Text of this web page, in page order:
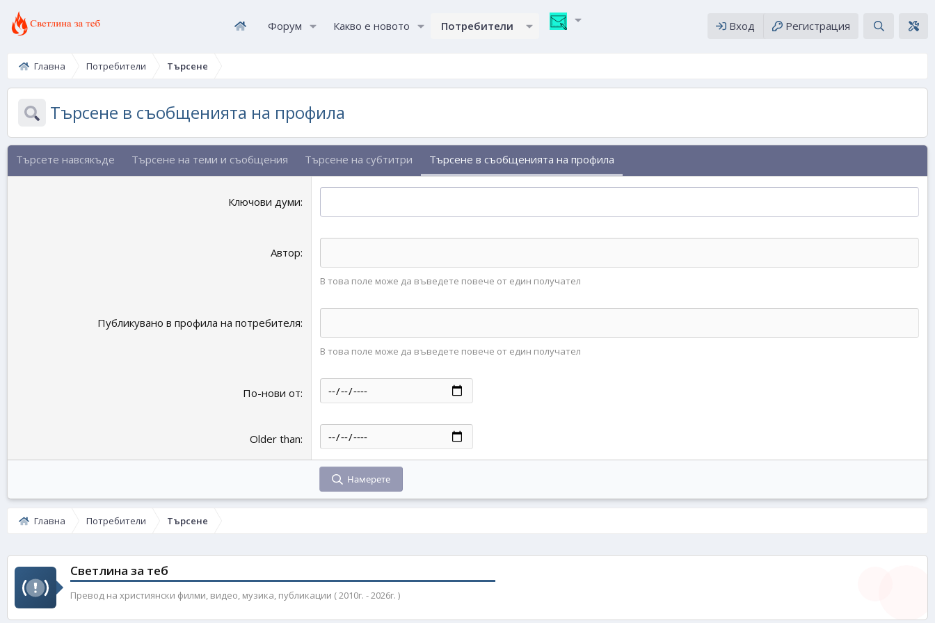
Форум Какво е новото Потребители Вход Регистрация
Главна Потребители Търсене
Търсене в съобщенията на профила
Търсете навсякъде Търсене на теми и съобщения Търсене на субтитри Търсене в съобщенията на профила
Ключови думи
Автор
В това поле може да въведете повече от един получател
Публикувано в профила на потребителя
В това поле може да въведете повече от един получател
По-нови от
Older than
Намерете
Главна Потребители Търсене
Светлина за теб
Превод на християнски филми, видео, музика, публикации ( 2010г. - 2026г. )